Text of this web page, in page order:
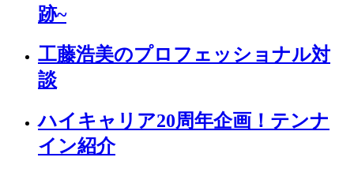
跡~
工藤浩美のプロフェッショナル対
談
ハイキャリア20周年企画！テンナ
イン紹介